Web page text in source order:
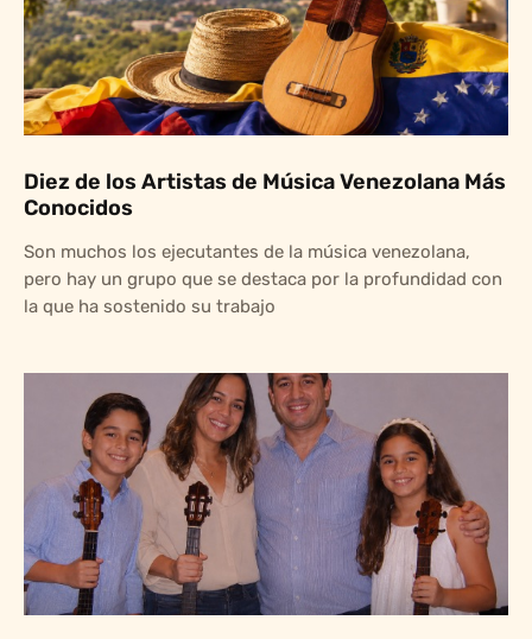
Diez de los Artistas de Música Venezolana Más
Conocidos
Son muchos los ejecutantes de la música venezolana,
pero hay un grupo que se destaca por la profundidad con
la que ha sostenido su trabajo